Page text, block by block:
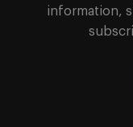
information,